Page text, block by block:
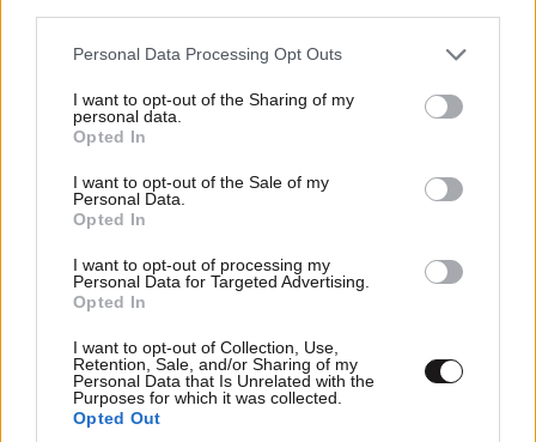
Please note that this website/app uses one or more Google
not limited to your visit or usage behaviour. You may click to
grant or deny consent to Google and its third-party tags to
use your data for below specified purposes in below Google
consent section.
Personal Data Processing Opt Outs
I want to opt-out of the Sharing of my
personal data.
Opted In
I want to opt-out of the Sale of my
Personal Data.
Opted In
I want to opt-out of processing my
Personal Data for Targeted Advertising.
Opted In
I want to opt-out of Collection, Use,
Retention, Sale, and/or Sharing of my
Personal Data that Is Unrelated with the
Purposes for which it was collected.
Opted Out
LIFESTYLE08·08·2026 19:12
φιλιά με τον Βύρωνα Βασιλειάδη: «Καμία στιγμή
ευτυχίας δεδομένη»